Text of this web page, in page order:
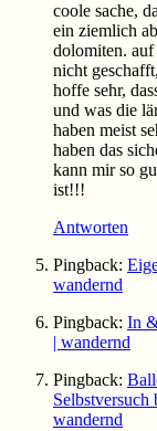
coole sache,
ein ziemlich
dolomiten. auf
nicht
hoffe sehr,
und was die
haben meist
haben das
kann mir so
ist!!!
Antworten
Pingback:
wandernd
Pingback: In
| wandernd
Pingback:
wandernd